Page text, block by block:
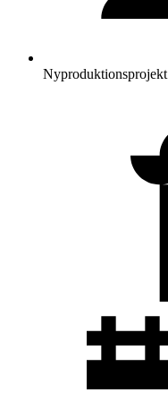
Nyproduktionsprojekt